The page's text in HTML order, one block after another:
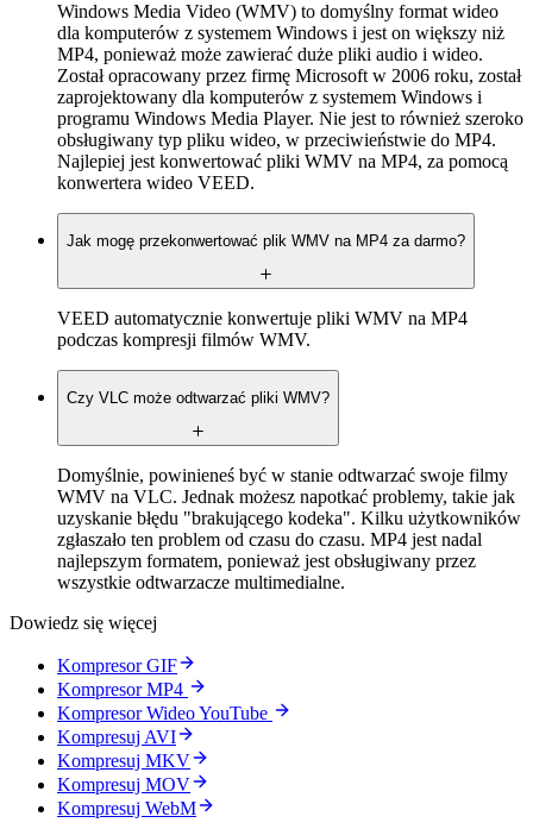
Windows Media Video (WMV) to domyślny format wideo
dla komputerów z systemem Windows i jest on większy niż
MP4, ponieważ może zawierać duże pliki audio i wideo.
Został opracowany przez firmę Microsoft w 2006 roku, został
zaprojektowany dla komputerów z systemem Windows i
programu Windows Media Player. Nie jest to również szeroko
obsługiwany typ pliku wideo, w przeciwieństwie do MP4.
Najlepiej jest konwertować pliki WMV na MP4, za pomocą
konwertera wideo VEED.
Jak mogę przekonwertować plik WMV na MP4 za darmo?
VEED automatycznie konwertuje pliki WMV na MP4
podczas kompresji filmów WMV.
Czy VLC może odtwarzać pliki WMV?
Domyślnie, powinieneś być w stanie odtwarzać swoje filmy
WMV na VLC. Jednak możesz napotkać problemy, takie jak
uzyskanie błędu "brakującego kodeka". Kilku użytkowników
zgłaszało ten problem od czasu do czasu. MP4 jest nadal
najlepszym formatem, ponieważ jest obsługiwany przez
wszystkie odtwarzacze multimedialne.
Dowiedz się więcej
Kompresor GIF
Kompresor MP4
Kompresor Wideo YouTube
Kompresuj AVI
Kompresuj MKV
Kompresuj MOV
Kompresuj WebM